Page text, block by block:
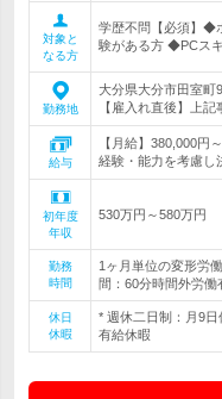
対象と
なる方
学歴不問【必須】◆
験がある方 ◆PCス
勤務地
大分県大分市田室町
【雇入れ直後】上
給与
【月給】380,000
経験・能力を考慮し
初年度
年収
530万円～580万円
勤務
時間
1ヶ月単位の変形労
間：60分時間外労働
休日
休暇
* 週休二日制：月9
有給休暇